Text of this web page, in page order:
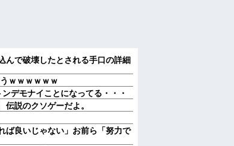
んで破壊したとされる手口の詳細
ｗｗｗｗｗｗ
デモナイことになってる・・・
説のクソゲーだよ。
ば良いじゃない」お前ら「努力で